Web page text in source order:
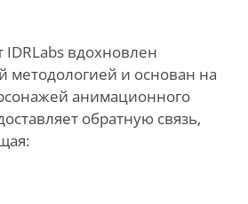
IDRLabs вдохновлен
методологией и основан на
анимационного
обратную связь,